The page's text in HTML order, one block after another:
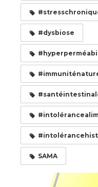
#dysbiose
SAMA